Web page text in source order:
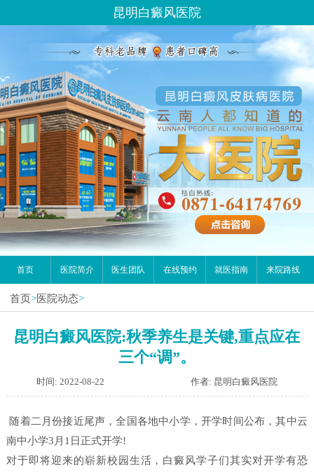
昆明白癜风医院
首页 医院简介 医生团队 在线预约 就医指南 来院路线
首页>医院动态>
昆明白癜风医院:秋季养生是关键,重点应在
三个“调”。
时间: 2022-08-22 作者: 昆明白癜风医院
随着二月份接近尾声，全国各地中小学，开学时间公布，其中云
南中小学3月1日正式开学!
对于即将迎来的崭新校园生活，白癜风学子们其实对开学有恐
您好,这里是在线预约挂号平台！
请问你是有白斑、白癜风问题吗？